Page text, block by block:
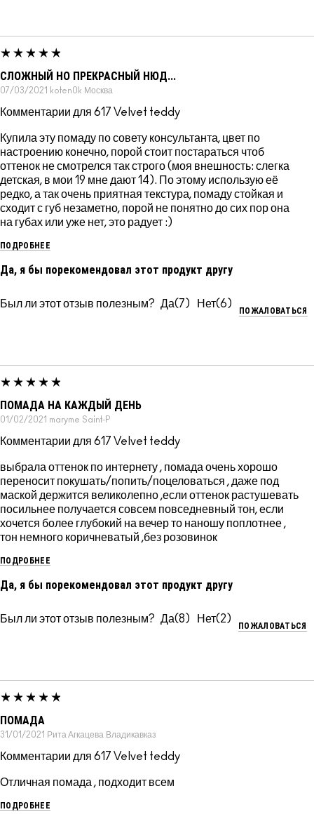
СЛОЖНЫЙ НО ПРЕКРАСНЫЙ НЮД...
07/03/2021 koten0k Москва
Комментарии для 617 Velvet teddy
Купила эту помаду по совету консультанта, цвет по
настроению конечно, порой стоит постараться чтоб
оттенок не смотрелся так строго (моя внешность: слегка
детская, в мои 19 мне дают 14). По этому использую её
редко, а так очень приятная текстура, помаду стойкая и
сходит с губ незаметно, порой не понятно до сих пор она
на губах или уже нет, это радует :)
ПОДРОБНЕЕ
Да, я бы порекомендовал этот продукт другу
Был ли этот отзыв полезным? 7 6
ПОЖАЛОВАТЬСЯ
ПОМАДА НА КАЖДЫЙ ДЕНЬ
01/02/2021 maryme Saint-P
Комментарии для 617 Velvet teddy
выбрала оттенок по интернету , помада очень хорошо
переносит покушать/попить/поцеловаться , даже под
маской держится великолепно ,если оттенок растушевать
посильнее получается совсем повседневный тон, если
хочется более глубокий на вечер то наношу поплотнее ,
тон немного коричневатый ,без розовинок
ПОДРОБНЕЕ
Да, я бы порекомендовал этот продукт другу
Был ли этот отзыв полезным? 8 2
ПОЖАЛОВАТЬСЯ
ПОМАДА
31/01/2021 Рита Агкацева Владикавказ
Комментарии для 617 Velvet teddy
Отличная помада , подходит всем
ПОДРОБНЕЕ